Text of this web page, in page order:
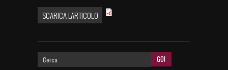
SCARICA L'ARTICOLO